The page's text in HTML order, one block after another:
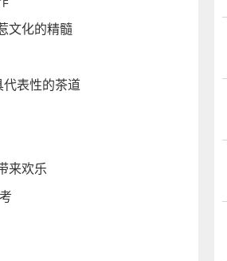
文化的精髓
代表性的茶道
来欢乐